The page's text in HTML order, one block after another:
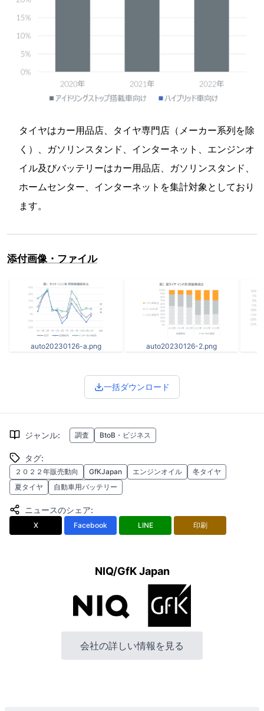
タイヤはカー用品店、タイヤ専門店（メーカー系列を除
く）、ガソリンスタンド、インターネット、エンジンオ
イル及びバッテリーはカー用品店、ガソリンスタンド、
ホームセンター、インターネットを集計対象としており
ます。
添付画像・ファイル
auto20230126-a.png auto20230126-2.png
一括ダウンロード
ジャンル: 調査 BtoB・ビジネス
タグ:
２０２２年販売動向 GfKJapan エンジンオイル
冬タイヤ
夏タイヤ
自動車用バッテリー
ニュースのシェア:
X Facebook LINE 印刷
NIQ/GfK Japan
会社の詳しい情報を見る